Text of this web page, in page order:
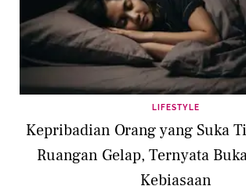
LIFESTYLE
Kepribadian Orang yang Suka
Ruangan Gelap, Ternyata
Kebiasaan